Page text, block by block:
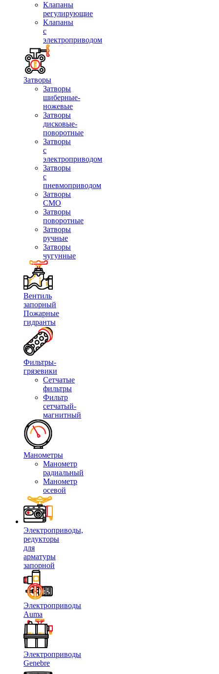
Клапаны
регулирующие
Клапаны
с
электроприводом
Затворы
Затворы
шиберные-
ножевые
Затворы
дисковые-
поворотные
Затворы
с
электроприводом
Затворы
с
пневмоприводом
Затворы
СМО
Затворы
поворотные
Затворы
ручные
Затворы
чугунные
Вентиль
запорный
Пожарные
гидранты
Фильтры-
грязевики
Сетчатые
фильтры
Фильтр
сетчатый-
магнитный
Манометры
Манометр
радиальный
Манометр
осевой
Электроприводы,
редукторы
для
арматуры
запорной
Электроприводы
Auma
Электроприводы
Genebre